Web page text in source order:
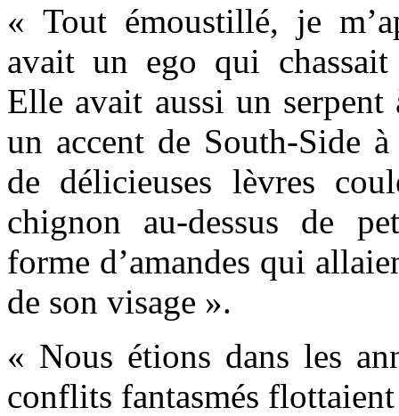
« Tout émoustillé, je
avait un ego qui chassait
Elle avait aussi un
un accent de South-Side
de délicieuses lèvres
chignon au-dessus de
forme d’amandes qui
de son visage ».
« Nous étions dans les
conflits fantasmés